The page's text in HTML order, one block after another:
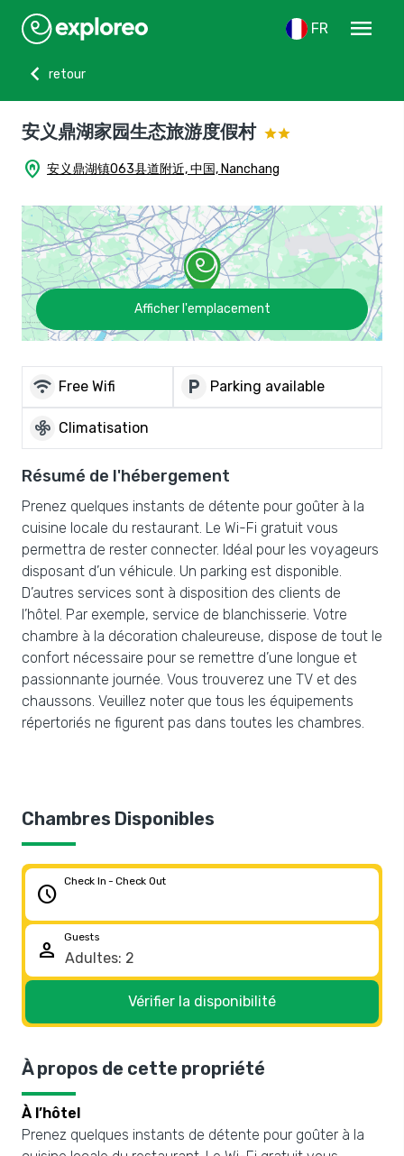
FR
menu
chevron_left
retour
安义鼎湖家园生态旅游度假村
home_pin 安义鼎湖镇063县道附近, 中国, Nanchang
Afficher l'emplacement
wifi Free Wifi local_parking Parking available
mode_fan Climatisation
Résumé de l'hébergement
Prenez quelques instants de détente pour goûter à la
cuisine locale du restaurant. Le Wi-Fi gratuit vous
permettra de rester connecter. Idéal pour les voyageurs
disposant d’un véhicule. Un parking est disponible.
D’autres services sont à disposition des clients de
l’hôtel. Par exemple, service de blanchisserie. Votre
chambre à la décoration chaleureuse, dispose de tout le
confort nécessaire pour se remettre d’une longue et
passionnante journée. Vous trouverez une TV et des
chaussons. Veuillez noter que tous les équipements
répertoriés ne figurent pas dans toutes les chambres.
Chambres Disponibles
schedule
Check In - Check Out
person
Guests
Vérifier la disponibilité
À propos de cette propriété
À l’hôtel
Prenez quelques instants de détente pour goûter à la